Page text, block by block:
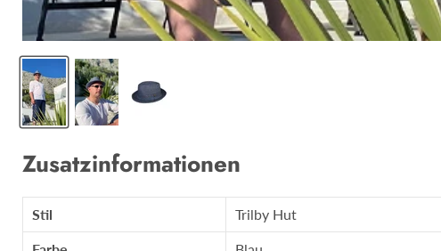
Zusatzinformationen
Stil Trilby Hut